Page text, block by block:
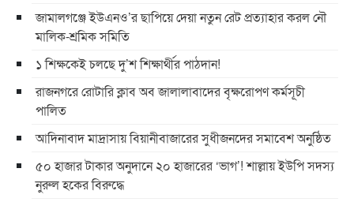
জামালগঞ্জে ইউএনও’র ছাপিয়ে দেয়া নতুন রেট প্রত্যাহার করল নৌ
মালিক-শ্রমিক সমিতি
১ শিক্ষকেই চলছে দু’শ শিক্ষার্থীর পাঠদান!
রাজনগরে রোটারি ক্লাব অব জালালাবাদের বৃক্ষরোপণ কর্মসূচী
পালিত
আদিনাবাদ মাদ্রাসায় বিয়ানীবাজারের সুধীজনদের সমাবেশ অনুষ্ঠিত
৫০ হাজার টাকার অনুদানে ২০ হাজারের ‘ভাগ’! শাল্লায় ইউপি সদস্য
নুরুল হকের বিরুদ্ধে